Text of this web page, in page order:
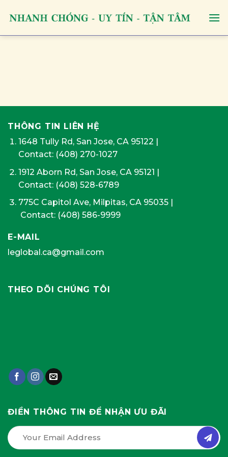
THÔNG TIN LIÊN HỆ
1648 Tully Rd, San Jose, CA 95122 |
Contact: (408) 270-1027
1912 Aborn Rd, San Jose, CA 95121 |
Contact: (408) 528-6789
775C Capitol Ave, Milpitas, CA 95035|
Contact: (408) 586-9999
E-MAIL
leglobal.ca@gmail.com
THEO DÕI CHÚNG TÔI
ĐIỀN THÔNG TIN ĐỂ NHẬN ƯU ĐÃI